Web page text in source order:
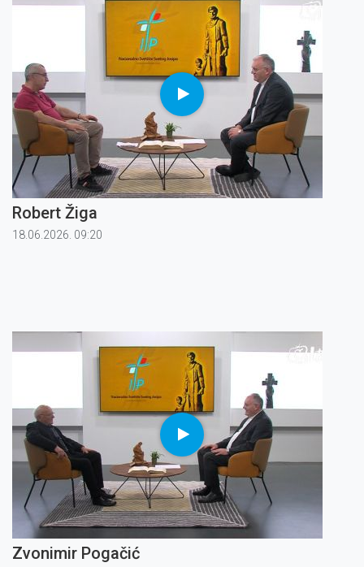
Robert Žiga
18.06.2026. 09:20
Zvonimir Pogačić